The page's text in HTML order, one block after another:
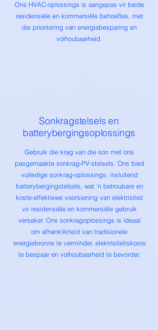
Ons HVAC-oplossings is aangepas vir beide
residensiële en kommersiële behoeftes, met
die prioritering van energiebesparing en
volhoubaarheid.
Sonkragstelsels en
batterybergingsoplossings
Gebruik die krag van die son met ons
pasgemaakte sonkrag-PV-stelsels. Ons bied
volledige sonkrag-oplossings, insluitend
batterybergingstelsels, wat 'n betroubare en
koste-effektiewe voorsiening van elektrisiteit
vir residensiële en kommersiële gebruik
verseker. Ons sonkragoplossings is ideaal
om afhanklikheid van tradisionele
energiebronne te verminder, elektrisiteitskoste
te bespaar en volhoubaarheid te bevorder.